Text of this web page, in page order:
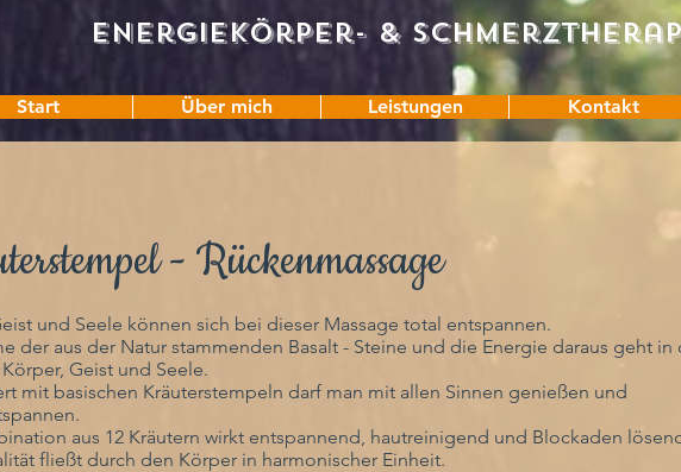
Energiekörper- &
Start Über mich Leistungen Kontakt
- Rückenmassage
und Seele können sich bei dieser Massage total entspannen.
der aus der Natur stammenden Basalt - Steine und die Energie daraus geht in
Geist und Seele.
mit basischen Kräuterstempeln darf man mit allen Sinnen genießen und
aus 12 Kräutern wirkt entspannend, hautreinigend und Blockaden
fließt durch den Körper in harmonischer Einheit.